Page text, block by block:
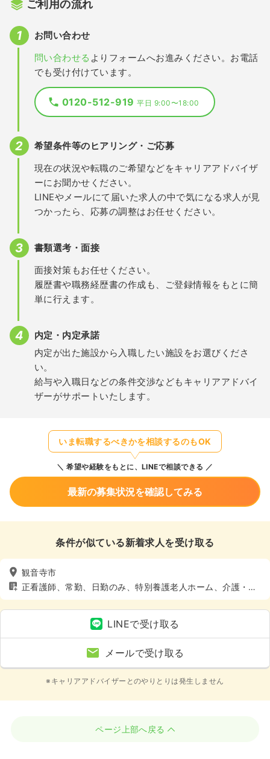
ご利用の流れ
お問い合わせ
問い合わせる よりフォームへお進みください。お電話
でも受け付けています。
0120-512-919平日 9:00〜18:00
希望条件等のヒアリング・ご応募
現在の状況や転職のご希望などをキャリアアドバイザ
ーにお聞かせください。
LINEやメールにて届いた求人の中で気になる求人が見
つかったら、応募の調整はお任せください。
書類選考・面接
面接対策もお任せください。
履歴書や職務経歴書の作成も、ご登録情報をもとに簡
単に行えます。
内定・内定承諾
内定が出た施設から入職したい施設をお選びくださ
い。
給与や入職日などの条件交渉などもキャリアアドバイ
ザーがサポートいたします。
いま転職するべきかを相談するのもOK
希望や経験をもとに、LINEで相談できる
最新の募集状況を確認してみる
条件が似ている新着求人を受け取る
観音寺市
正看護師、常勤、日勤のみ、特別養護老人ホーム、介護・福
祉系
LINEで受け取る
メールで受け取る
※キャリアアドバイザーとのやりとりは発生しません
ページ上部へ戻る